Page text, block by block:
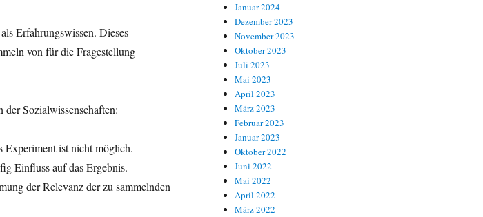
Erfahrungswissen. Dieses
von für die Fragestellung
der Sozialwissenschaften:
Experiment ist nicht möglich.
Einfluss auf das Ergebnis.
der Relevanz der zu sammelnden
Januar 2024
Dezember 2023
November 2023
Oktober 2023
Juli 2023
Mai 2023
April 2023
März 2023
Februar 2023
Januar 2023
Oktober 2022
Juni 2022
Mai 2022
April 2022
März 2022